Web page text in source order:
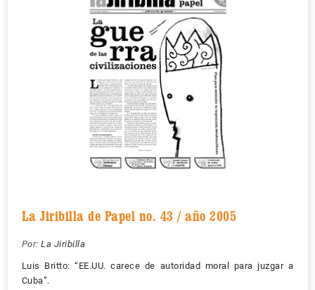
La Jiribilla de Papel no. 43 / año 2005
Por: La Jiribilla
Luis Britto: “EE.UU. carece de autoridad moral para juzgar a
Cuba”.